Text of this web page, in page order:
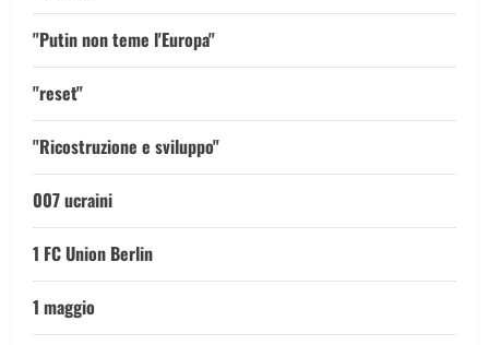
"Putin non teme l'Europa"
"reset"
"Ricostruzione e sviluppo"
007 ucraini
1 FC Union Berlin
1 maggio